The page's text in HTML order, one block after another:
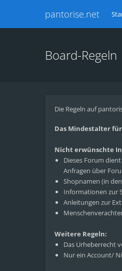
pantorise.net
Board-Regeln
Die Regeln auf
Das Mindestalter
Nicht erwünschte
Dieses Forum
Anfragen über
Shopnamen (in
Informationen zur
Anleitungen zur
Weitere Regeln:
Das Urheberrecht
Nur ein Account/